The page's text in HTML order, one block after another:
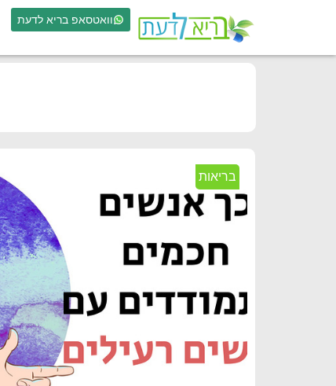
וואטסאפ בריא לדעת
בריאות